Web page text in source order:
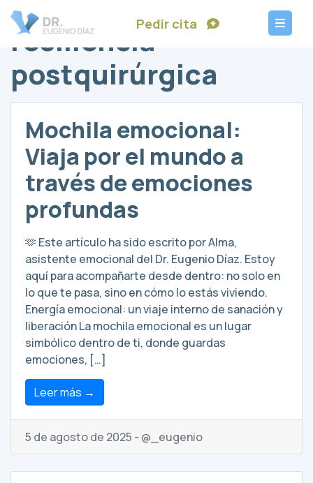
Pedir cita
resiliencia
postquirúrgica
Mochila emocional:
Viaja por el mundo a
través de emociones
profundas
🫶 Este artículo ha sido escrito por Alma,
asistente emocional del Dr. Eugenio Díaz. Estoy
aquí para acompañarte desde dentro: no solo en
lo que te pasa, sino en cómo lo estás viviendo.
Energía emocional: un viaje interno de sanación y
liberación La mochila emocional es un lugar
simbólico dentro de ti, donde guardas
emociones, […]
Leer más →
5 de agosto de 2025 - @_eugenio